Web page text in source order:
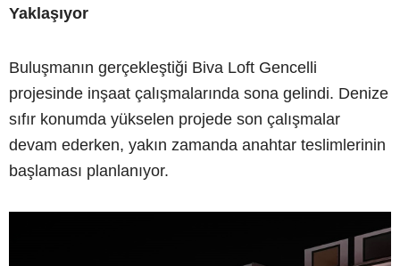
Yaklaşıyor
Buluşmanın gerçekleştiği Biva Loft Gencelli
projesinde inşaat çalışmalarında sona gelindi. Denize
sıfır konumda yükselen projede son çalışmalar
devam ederken, yakın zamanda anahtar teslimlerinin
başlaması planlanıyor.